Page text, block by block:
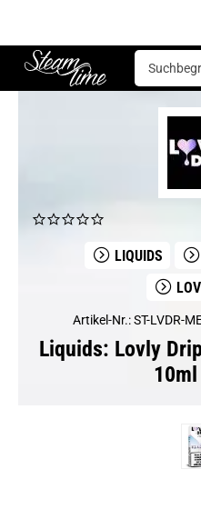
Steam time
Liquids Lovly Drips
LIQUIDS
Artikel-Nr.: ST-LVDR-
Liquids: Lovly